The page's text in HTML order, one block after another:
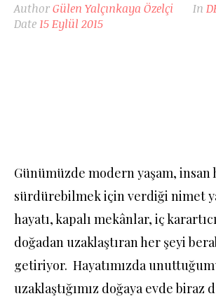
AuthorGülen Yalçınkaya Özelçi In
Date15 Eylül 2015
Günümüzde modern yaşam, insan
sürdürebilmek için verdiği nimet
hayatı, kapalı mekânlar, iç
doğadan uzaklaştıran her şeyi
getiriyor. Hayatımızda
uzaklaştığımız doğaya evde biraz